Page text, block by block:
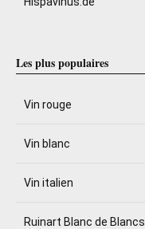
Les plus populaires
Vin rouge
Vin blanc
Vin italien
Ruinart Blanc de Blancs